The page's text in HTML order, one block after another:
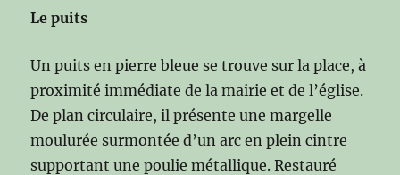
Le puits
Un puits en pierre bleue se trouve sur la place, à
proximité immédiate de la mairie et de l’église.
De plan circulaire, il présente une margelle
moulurée surmontée d’un arc en plein cintre
supportant une poulie métallique. Restauré